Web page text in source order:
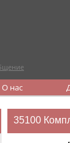
О нас
35100